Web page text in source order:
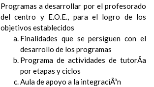
Programas a desarrollar por el profesorado
del centro y E.O.E., para el logro de los
objetivos establecidos
Finalidades que se persiguen con el
desarrollo de los programas
Programa de actividades de tutorÃ­a
por etapas y ciclos
Aula de apoyo a la integraciÃ³n